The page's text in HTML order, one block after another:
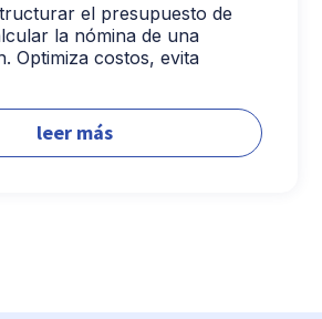
el presupuesto de
la nómina de una
Optimiza costos, evita
leer más